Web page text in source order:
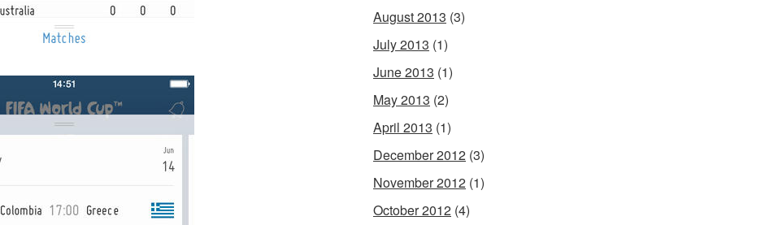
August 2013 (3)
July 2013 (1)
June 2013 (1)
May 2013 (2)
April 2013 (1)
December 2012 (3)
November 2012 (1)
October 2012 (4)